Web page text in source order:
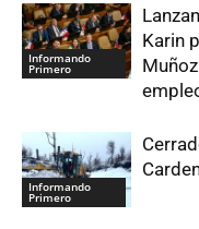
Informando
Primero
Karin
Informando
Primero